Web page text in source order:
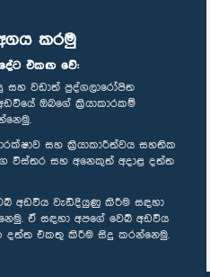
කරමු
එකඟ වේ:
සහ වඩාත් පුද්ගලාරෝපිත
ඔබගේ ක්‍රියාකාරකම්
සහ ක්‍රියාකාරීත්වය සහතික
විස්තර සහ අනෙකුත් අදාළ දත්ත
අඩවිය වැඩිදියුණු කිරීම සඳහා
ඒ සඳහා අපගේ වෙබ් අඩවිය
දත්ත එකතු කිරීම සිදු කරන්නෙමු.